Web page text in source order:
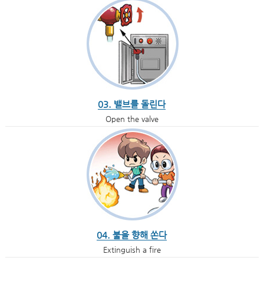
03. 밸브를 돌린다
Open the valve
04. 불을 향해 쏜다
Extinguish a fire